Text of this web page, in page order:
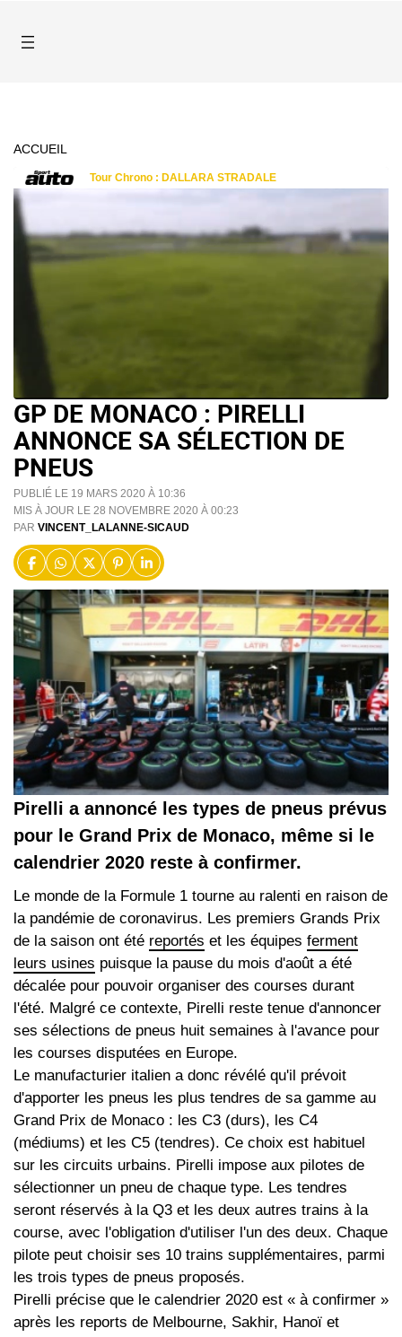
ACCUEIL
GP DE MONACO : PIRELLI
ANNONCE SA SÉLECTION DE
PNEUS
PUBLIÉ LE 19 MARS 2020 À 10:36
MIS À JOUR LE 28 NOVEMBRE 2020 À 00:23
PAR VINCENT_LALANNE-SICAUD
Pirelli a annoncé les types de pneus prévus
pour le Grand Prix de Monaco, même si le
calendrier 2020 reste à confirmer.
Le monde de la Formule 1 tourne au ralenti en raison de
la pandémie de coronavirus. Les premiers Grands Prix
de la saison ont été reportés et les équipes ferment
leurs usines puisque la pause du mois d'août a été
décalée pour pouvoir organiser des courses durant
l'été. Malgré ce contexte, Pirelli reste tenue d'annoncer
ses sélections de pneus huit semaines à l'avance pour
les courses disputées en Europe.
Le manufacturier italien a donc révélé qu'il prévoit
d'apporter les pneus les plus tendres de sa gamme au
Grand Prix de Monaco : les C3 (durs), les C4
(médiums) et les C5 (tendres). Ce choix est habituel
sur les circuits urbains. Pirelli impose aux pilotes de
sélectionner un pneu de chaque type. Les tendres
seront réservés à la Q3 et les deux autres trains à la
course, avec l'obligation d'utiliser l'un des deux. Chaque
pilote peut choisir ses 10 trains supplémentaires, parmi
les trois types de pneus proposés.
Pirelli précise que le calendrier 2020 est « à confirmer »
après les reports de Melbourne, Sakhir, Hanoï et